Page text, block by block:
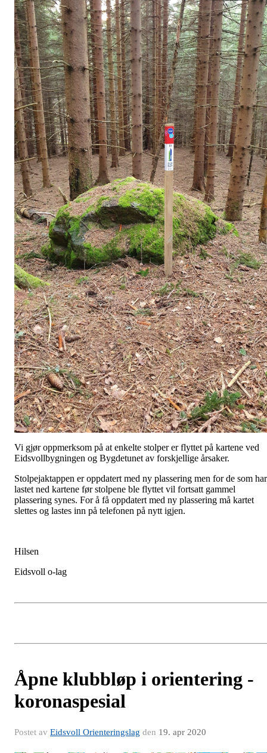
Vi gjør oppmerksom på at enkelte stolper er flyttet på kartene ved
Eidsvollbygningen og Bygdetunet av forskjellige årsaker.
Stolpejaktappen er oppdatert med ny plassering men for de som har
lastet ned kartene før stolpene ble flyttet vil fortsatt gammel
plassering synes. For å få oppdatert med ny plassering må kartet
slettes og lastes inn på telefonen på nytt igjen.
Hilsen
Eidsvoll o-lag
Åpne klubbløp i orientering -
koronaspesial
Postet av Eidsvoll Orienteringslag den 19. apr 2020